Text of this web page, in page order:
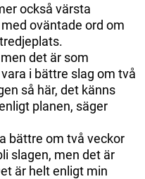
också värsta
oväntade ord om
det är som
i bättre slag om två
så här, det känns
planen, säger
bättre om två veckor
slagen, men det är
är helt enligt min